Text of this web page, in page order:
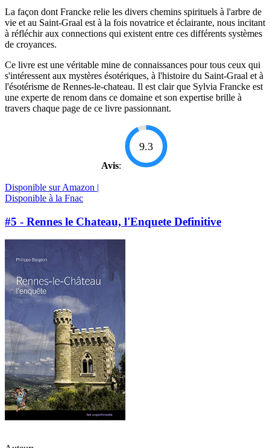
La façon dont Francke relie les divers chemins spirituels à l'arbre de
vie et au Saint-Graal est à la fois novatrice et éclairante, nous incitant
à réfléchir aux connections qui existent entre ces différents systèmes
de croyances.
Ce livre est une véritable mine de connaissances pour tous ceux qui
s'intéressent aux mystères ésotériques, à l'histoire du Saint-Graal et à
l'ésotérisme de Rennes-le-chateau. Il est clair que Sylvia Francke est
une experte de renom dans ce domaine et son expertise brille à
travers chaque page de ce livre passionnant.
Avis:
9.3
Disponible sur Amazon |
Disponible à la Fnac
#5 - Rennes le Chateau, l'Enquete Definitive